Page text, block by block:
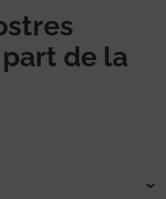
de la